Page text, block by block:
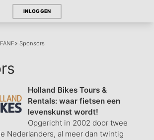
INLOGGEN
FANF Sponsors
Holland Bikes Tours &
Rentals: waar fietsen een
levenskunst wordt!
Opgericht in 2002 door twee
Nederlanders, al meer dan twintig